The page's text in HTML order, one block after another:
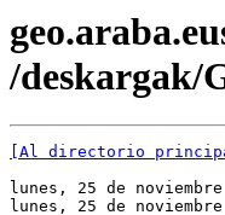
/deskargak/
[Al directorio
lunes, 25 de
lunes, 25 de